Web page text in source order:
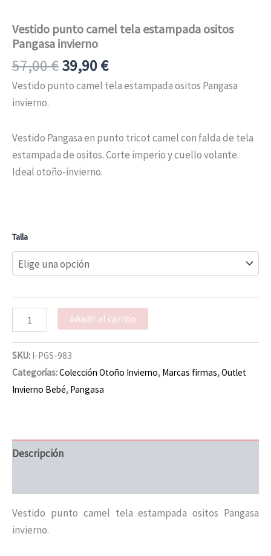
Vestido punto camel tela estampada ositos
Pangasa invierno
57,00€39,90€
Vestido punto camel tela estampada ositos Pangasa
invierno.
Vestido Pangasa en punto tricot camel con falda de tela
estampada de ositos. Corte imperio y cuello volante.
Ideal otoño-invierno.
Talla
Añadir al carrito
SKU: I-PGS-983
Categorías:Colección Otoño Invierno, Marcas firmas,Outlet
Invierno Bebé, Pangasa
Descripción
Vestido punto camel tela estampada ositos Pangasa
invierno.